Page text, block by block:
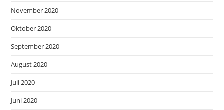
November 2020
Oktober 2020
September 2020
August 2020
Juli 2020
Juni 2020